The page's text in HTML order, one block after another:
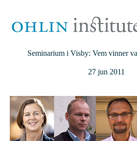
innehåll
Seminarium i Visby: Vem vinner
27 jun 2011